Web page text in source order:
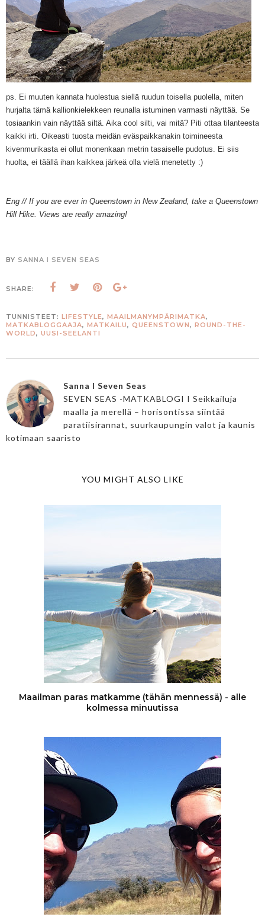
ps. Ei muuten kannata huolestua siellä ruudun toisella puolella, miten
hurjalta tämä kallionkielekkeen reunalla istuminen varmasti näyttää. Se
tosiaankin vain näyttää siltä. Aika cool silti, vai mitä? Piti ottaa tilanteesta
kaikki irti. Oikeasti tuosta meidän eväspaikkanakin toimineesta
kivenmurikasta ei ollut monenkaan metrin tasaiselle pudotus. Ei siis
huolta, ei täällä ihan kaikkea järkeä olla vielä menetetty :)
Eng // If you are ever in Queenstown in New Zealand, take a Queenstown
Hill Hike. Views are really amazing!
BY SANNA I SEVEN SEAS
SHARE:
TUNNISTEET: LIFESTYLE, MAAILMANYMPÄRIMATKA,
MATKABLOGGAAJA, MATKAILU, QUEENSTOWN, ROUND-THE-
WORLD, UUSI-SEELANTI
Sanna I Seven Seas
SEVEN SEAS -MATKABLOGI I Seikkailuja
maalla ja merellä – horisontissa siintää
paratiisirannat, suurkaupungin valot ja kaunis
kotimaan saaristo
YOU MIGHT ALSO LIKE
Maailman paras matkamme (tähän mennessä) - alle
kolmessa minuutissa